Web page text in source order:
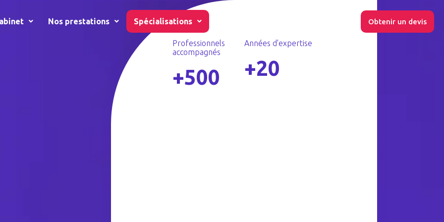
Nos prestations Spécialisations Obtenir un devis
Professionnels
accompagnés
+500
Années d'expertise
+20